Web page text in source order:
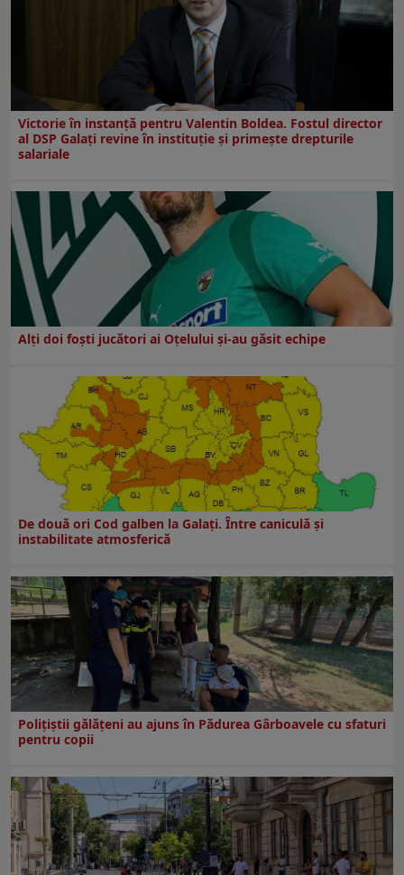
Victorie în instanță pentru Valentin Boldea. Fostul director
al DSP Galați revine în instituție și primește drepturile
salariale
Alți doi foști jucători ai Oțelului și-au găsit echipe
De două ori Cod galben la Galaţi. Între caniculă şi
instabilitate atmosferică
Polițiștii gălățeni au ajuns în Pădurea Gârboavele cu sfaturi
pentru copii